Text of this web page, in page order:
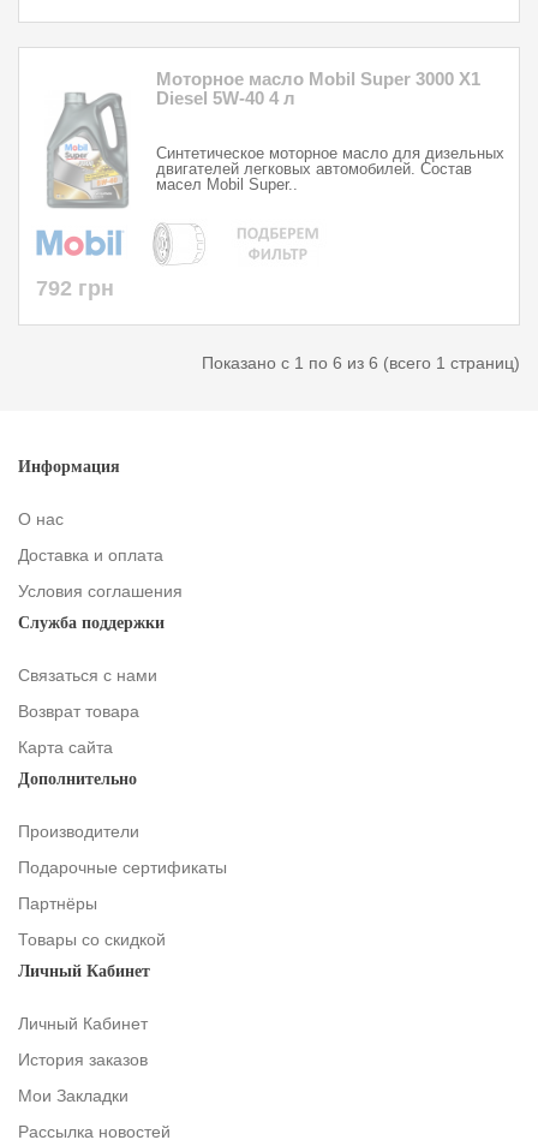
Моторное масло Mobil Super 3000 X1
Diesel 5W-40 4 л
Синтетическое моторное масло для дизельных
двигателей легковых автомобилей. Состав
масел Mobil Super..
792 грн
Показано с 1 по 6 из 6 (всего 1 страниц)
Информация
О нас
Доставка и оплата
Условия соглашения
Служба поддержки
Связаться с нами
Возврат товара
Карта сайта
Дополнительно
Производители
Подарочные сертификаты
Партнёры
Товары со скидкой
Личный Кабинет
Личный Кабинет
История заказов
Мои Закладки
Рассылка новостей